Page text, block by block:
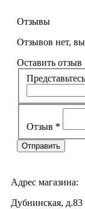
Отзывы
Отзывов нет,
Оставить отзыв
Отзыв *
Адрес магазина:
Дубнинская, д.83